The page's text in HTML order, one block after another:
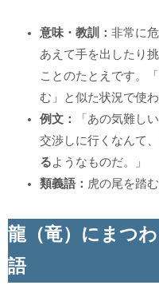
意味・教訓：非常に
あえて手を出したり
ことのたとえです。
む」と似た状況で使わ
例文：
「あの気難し
交渉しに行くなんて、
るようなものだ。」
類義語： 虎の尾を踏
龍（竜）にまつ
語